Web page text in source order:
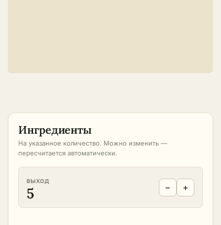
Ингредиенты
На указанное количество. Можно изменить —
пересчитается автоматически.
ВЫХОД
5 − +